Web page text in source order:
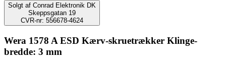
Solgt af Conrad Elektronik DK
Skeppsgatan 19
CVR-nr: 556678-4624
Wera 1578 A ESD Kærv-skruetrækker Klinge-
bredde: 3 mm